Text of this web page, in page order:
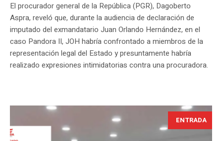
El procurador general de la República (PGR), Dagoberto
Aspra, reveló que, durante la audiencia de declaración de
imputado del exmandatario Juan Orlando Hernández, en el
caso Pandora II, JOH habría confrontado a miembros de la
representación legal del Estado y presuntamente habría
realizado expresiones intimidatorias contra una procuradora.
ENTRADA